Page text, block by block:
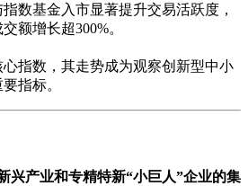
数基金入市显著提升交易活跃度，
额增长超300%。
指数，其走势成为观察创新型中小
指标。
兴产业和专精特新“小巨人”企业的集